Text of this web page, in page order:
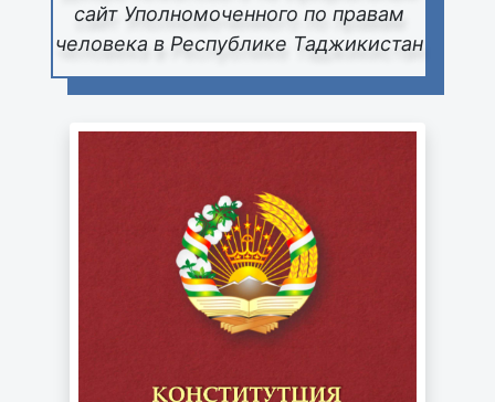
сайт Уполномоченного по правам
человека в Республике Таджикистан